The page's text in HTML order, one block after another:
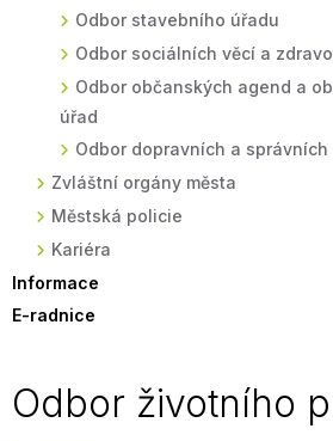
Odbor stavebního úřadu
Odbor sociálních věcí a
Odbor občanských agend a
úřad
Odbor dopravních a správních
Zvláštní orgány města
Městská policie
Kariéra
Informace
E-radnice
Odbor životního